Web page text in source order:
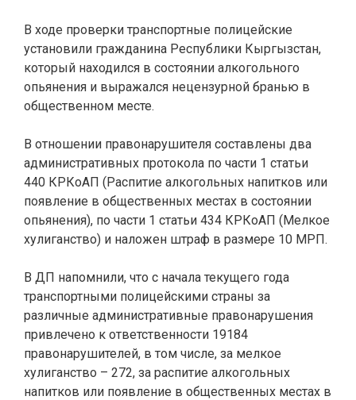
В ходе проверки транспортные полицейские
установили гражданина Республики Кыргызстан,
который находился в состоянии алкогольного
опьянения и выражался нецензурной бранью в
общественном месте.
В отношении правонарушителя составлены два
административных протокола по части 1 статьи
440 КРКоАП (Распитие алкогольных напитков или
появление в общественных местах в состоянии
опьянения), по части 1 статьи 434 КРКоАП (Мелкое
хулиганство) и наложен штраф в размере 10 МРП.
В ДП напомнили, что с начала текущего года
транспортными полицейскими страны за
различные административные правонарушения
привлечено к ответственности 19184
правонарушителей, в том числе, за мелкое
хулиганство – 272, за распитие алкогольных
напитков или появление в общественных местах в